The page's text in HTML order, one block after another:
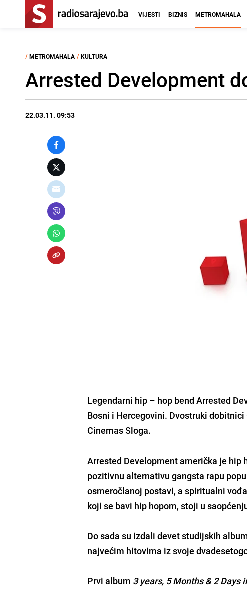
VIJESTI BIZNIS METROMAHALA
/ METROMAHALA / KULTURA
Arrested Development
22.03.11. 09:53
Legendarni hip – hop bend Arrested
Bosni i Hercegovini. Dvostruki
Cinemas Sloga.
Arrested Development američka je hip
pozitivnu alternativu gangsta rapu
osmeročlanoj postavi, a spiritualni
koji se bavi hip hopom, stoji u
Do sada su izdali devet studijskih
najvećim hitovima iz svoje
Prvi album 3 years, 5 Months & 2 Days